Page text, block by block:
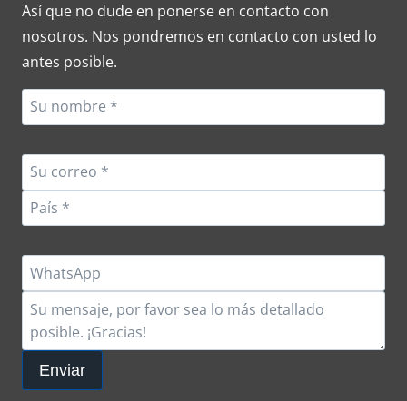
Así que no dude en ponerse en contacto con
nosotros. Nos pondremos en contacto con usted lo
antes posible.
Enviar